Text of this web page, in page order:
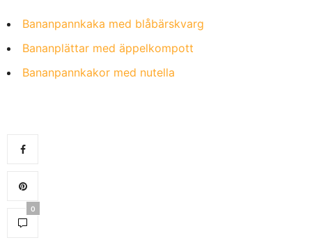
Bananpannkaka med blåbärskvarg
Bananplättar med äppelkompott
Bananpannkakor med nutella
0